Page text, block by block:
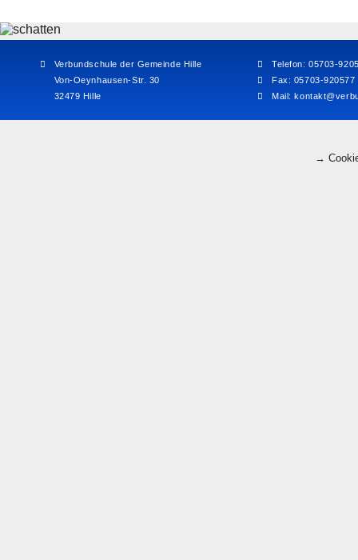
Verbundschule der Gemeinde Hille
Von-Oeynhausen-Str. 30
32479 Hille
Telefon: 05703-
Fax: 05703-920577
Mail:
→